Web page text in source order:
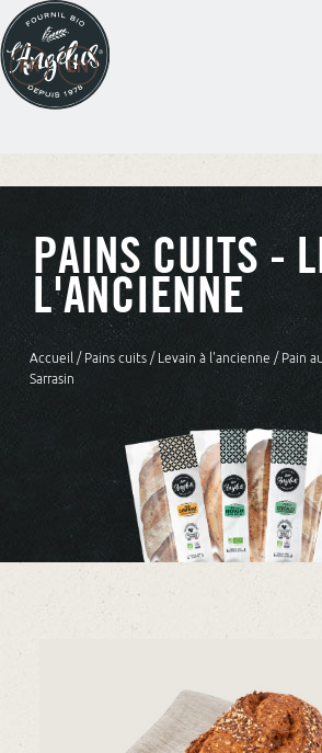
PAINS CUITS -
L'ANCIENNE
Accueil / Pains cuits / Levain à l'ancienne / Pain
Sarrasin
Panneau de gestion des cookies